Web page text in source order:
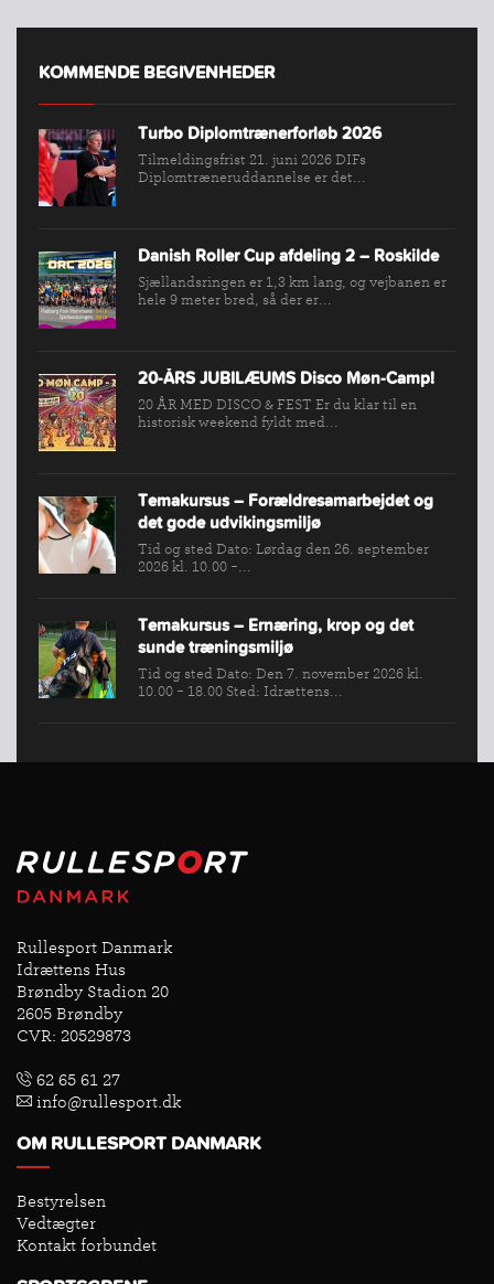
BREDDEPULJE
NYHEDER
FIND
SPORTSGRENE
FORBUNDET
VÆRKTØJSKASSEN
KOMMENDE BEGIVENHEDER
Turbo Diplomtrænerforløb 2026
Tilmeldingsfrist 21. juni 2026 DIFs
Diplomtræneruddannelse er det...
Danish Roller Cup afdeling 2 – Roskilde
Sjællandsringen er 1,3 km lang, og vejbanen er
hele 9 meter bred, så der er...
20-ÅRS JUBILÆUMS Disco Møn-Camp!
20 ÅR MED DISCO & FEST Er du klar til en
historisk weekend fyldt med...
Temakursus – Forældresamarbejdet og
det gode udvikingsmiljø
Tid og sted Dato: Lørdag den 26. september
2026 kl. 10.00 -...
Temakursus – Ernæring, krop og det
sunde træningsmiljø
Tid og sted Dato: Den 7. november 2026 kl.
10.00 - 18.00 Sted: Idrættens...
Rullesport Danmark
Idrættens Hus
Brøndby Stadion 20
2605 Brøndby
CVR: 20529873
62 65 61 27
info@rullesport.dk
OM RULLESPORT DANMARK
Bestyrelsen
Vedtægter
Kontakt forbundet